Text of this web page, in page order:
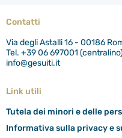
Contatti
Via degli Astalli 16 - 00186
Tel. +39 06 697001 (centralino)
info@gesuiti.it
Link utili
Tutela dei minori e delle
Informativa sulla privacy e